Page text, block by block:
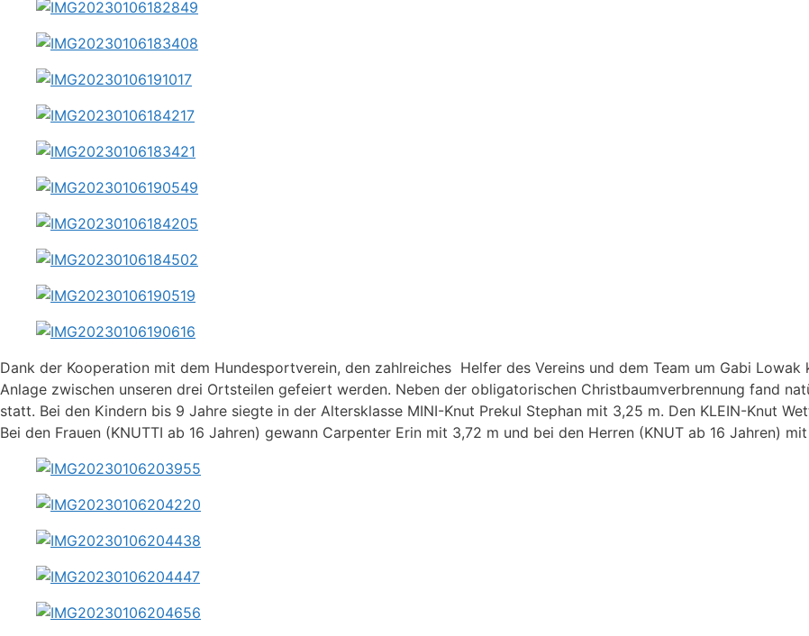
Dank der Kooperation mit dem Hundesportverein, den zahlreiches Helfer des Vereins und dem Team um Gabi
Anlage zwischen unseren drei Ortsteilen gefeiert werden. Neben der obligatorischen Christbaumverbrennung fand
statt. Bei den Kindern bis 9 Jahre siegte in der Altersklasse MINI-Knut Prekul Stephan mit 3,25 m. Den KLEIN-Knut
Bei den Frauen (KNUTTI ab 16 Jahren) gewann Carpenter Erin mit 3,72 m und bei den Herren (KNUT ab 16 Jahren) mit